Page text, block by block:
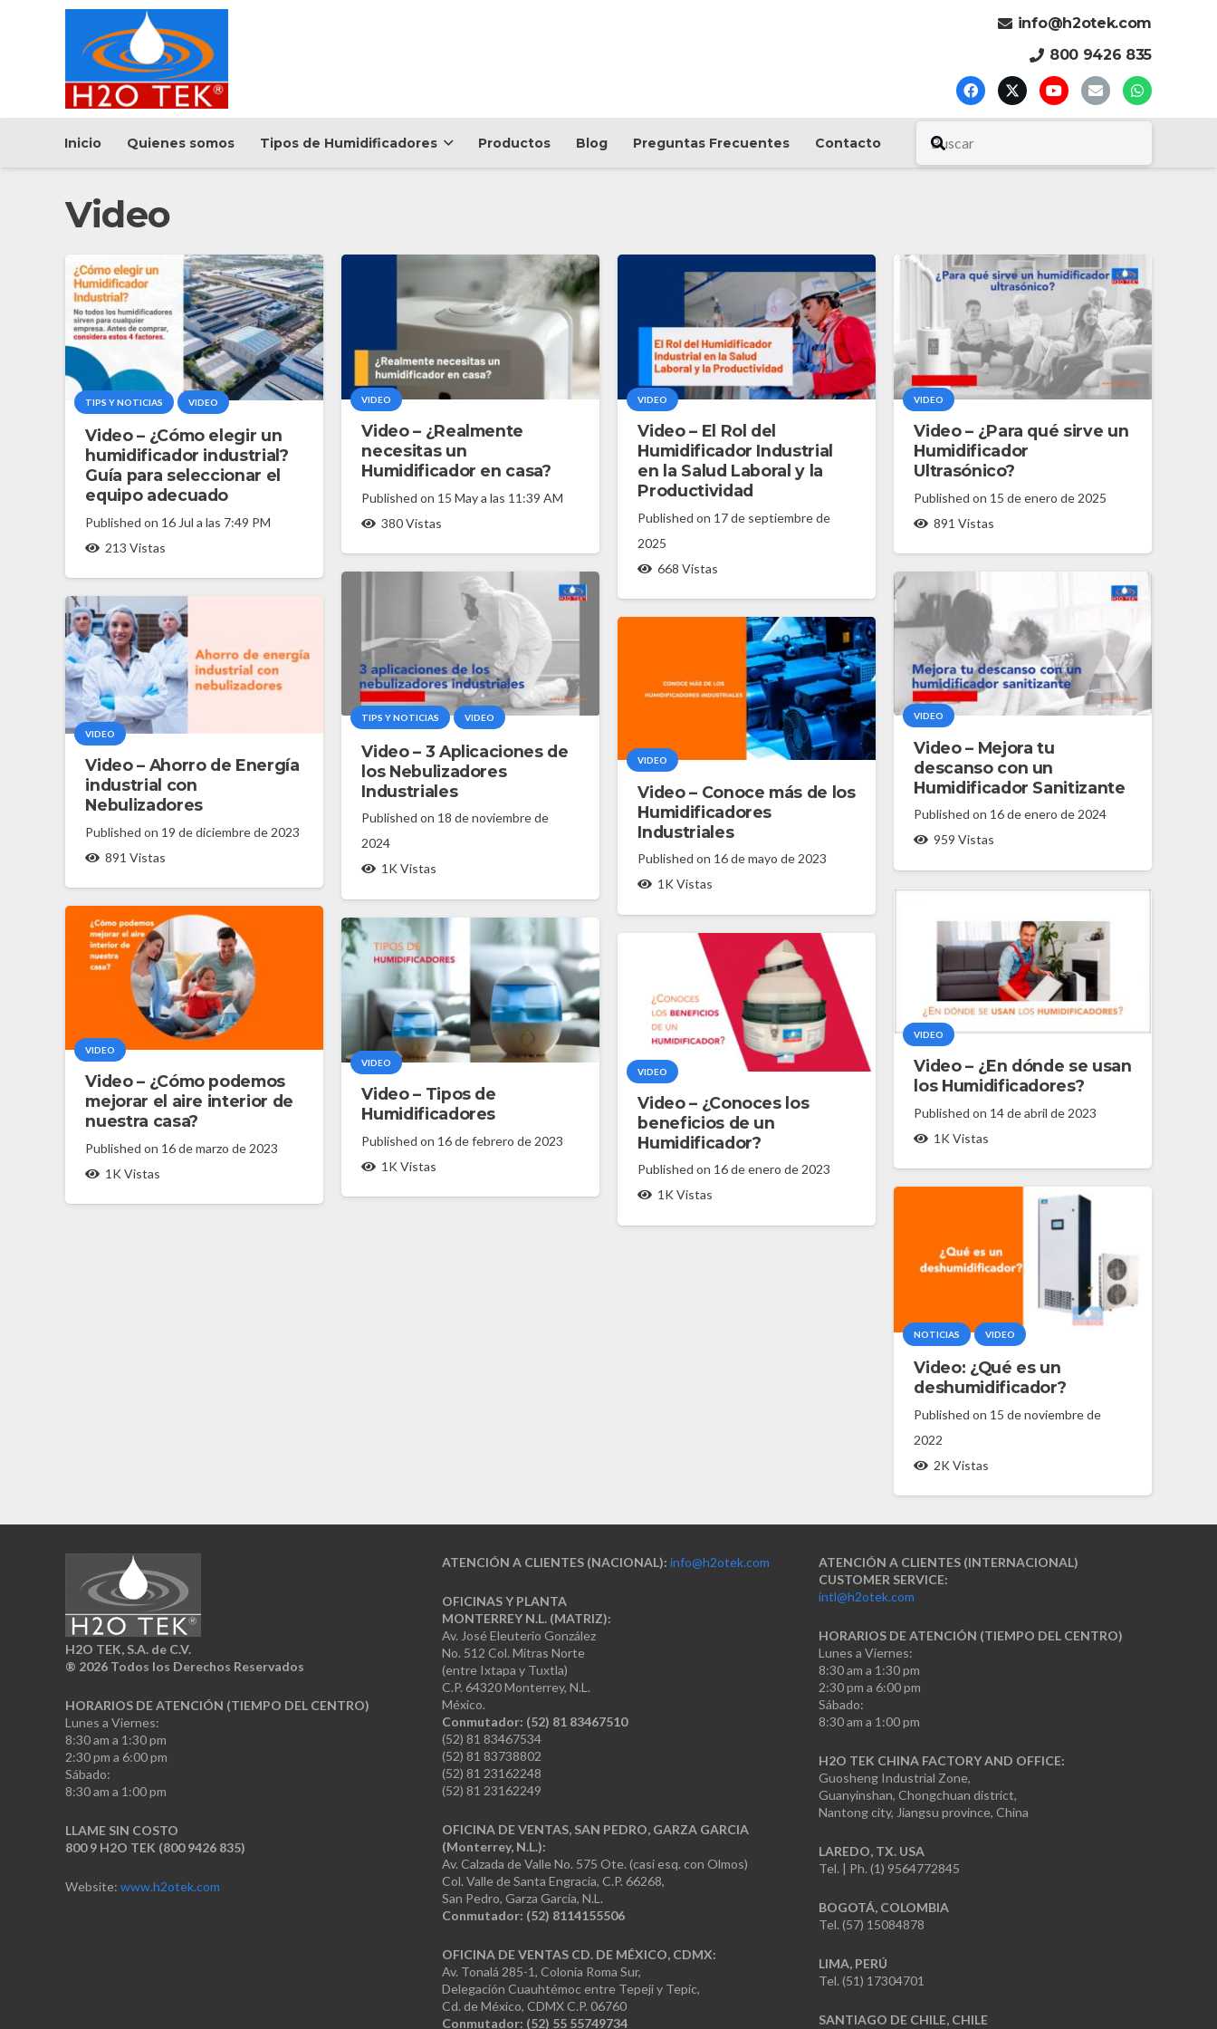
info@h2otek.com
800 9426 835
Inicio Quienes somos Tipos de Humidificadores Productos Blog Preguntas Frecuentes Contacto
Video
TIPS Y NOTICIAS VIDEO
Video – ¿Cómo elegir un
humidificador industrial?
Guía para seleccionar el
equipo adecuado
Published on 16 Jul a las 7:49 PM
213 Vistas
VIDEO
Video – ¿Realmente
necesitas un
Humidificador en casa?
Published on 15 May a las 11:39 AM
380Vistas
VIDEO
Video – El Rol del
Humidificador Industrial
en la Salud Laboral y la
Productividad
Published on 17 de septiembre de
2025
668 Vistas
VIDEO
Video – ¿Para qué sirve un
Humidificador
Ultrasónico?
Published on 15 de enero de 2025
891 Vistas
TIPS Y NOTICIAS VIDEO
Video – 3 Aplicaciones de
los Nebulizadores
Industriales
Published on 18 de noviembre de
2024
1KVistas
VIDEO
Video – Mejora tu
descanso con un
Humidificador Sanitizante
Published on 16 de enero de 2024
959 Vistas
VIDEO
Video – Ahorro de Energía
industrial con
Nebulizadores
Published on 19 de diciembre de 2023
891 Vistas
VIDEO
Video – Conoce más de los
Humidificadores
Industriales
Published on 16 de mayo de 2023
1KVistas
VIDEO
Video – ¿En dónde se usan
los Humidificadores?
Published on 14 de abril de 2023
1KVistas
VIDEO
Video – ¿Cómo podemos
mejorar el aire interior de
nuestra casa?
Published on 16 de marzo de 2023
1KVistas
VIDEO
Video – Tipos de
Humidificadores
Published on 16 de febrero de 2023
1KVistas
VIDEO
Video – ¿Conoces los
beneficios de un
Humidificador?
Published on 16 de enero de 2023
1KVistas
NOTICIAS VIDEO
Video: ¿Qué es un
deshumidificador?
Published on 15 de noviembre de
2022
2KVistas
H2O TEK, S.A. de C.V.
® 2026 Todos los Derechos Reservados
HORARIOS DE ATENCIÓN (TIEMPO DEL CENTRO)
Lunes a Viernes:
8:30 am a 1:30 pm
2:30 pm a 6:00 pm
Sábado:
8:30 am a 1:00 pm
LLAME SIN COSTO
800 9 H2O TEK (800 9426 835)
Website: www.h2otek.com
ATENCIÓN A CLIENTES (NACIONAL): info@h2otek.com
OFICINAS Y PLANTA
MONTERREY N.L. (MATRIZ):
Av. José Eleuterio González
No. 512 Col. Mitras Norte
(entre Ixtapa y Tuxtla)
C.P. 64320 Monterrey, N.L.
México.
Conmutador: (52) 81 83467510
(52) 81 83467534
(52) 81 83738802
(52) 81 23162248
(52) 81 23162249
OFICINA DE VENTAS, SAN PEDRO, GARZA GARCIA
(Monterrey, N.L.):
Av. Calzada de Valle No. 575 Ote. (casi esq. con Olmos)
Col. Valle de Santa Engracia, C.P. 66268,
San Pedro, Garza García, N.L.
Conmutador: (52) 8114155506
OFICINA DE VENTAS CD. DE MÉXICO, CDMX:
Av. Tonalá 285-1, Colonia Roma Sur,
Delegación Cuauhtémoc entre Tepeji y Tepic,
Cd. de México, CDMX C.P. 06760
Conmutador: (52) 55 55749734
ATENCIÓN A CLIENTES (INTERNACIONAL)
CUSTOMER SERVICE:
intl@h2otek.com
HORARIOS DE ATENCIÓN (TIEMPO DEL CENTRO)
Lunes a Viernes:
8:30 am a 1:30 pm
2:30 pm a 6:00 pm
Sábado:
8:30 am a 1:00 pm
H2O TEK CHINA FACTORY AND OFFICE:
Guosheng Industrial Zone,
Guanyinshan, Chongchuan district,
Nantong city, Jiangsu province, China
LAREDO, TX. USA
Tel. | Ph. (1) 9564772845
BOGOTÁ, COLOMBIA
Tel. (57) 15084878
LIMA, PERÚ
Tel. (51) 17304701
SANTIAGO DE CHILE, CHILE